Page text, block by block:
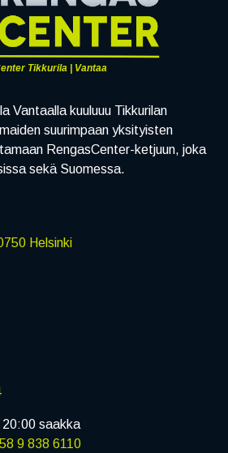
Tikkurila | Vantaa
Vantaalla kuuluuu Tikkurilan
suurimpaan yksityisten
RengasCenter-ketjuun, joka
sekä Suomessa.
Helsinki
20:00 saakka
9 838 6110